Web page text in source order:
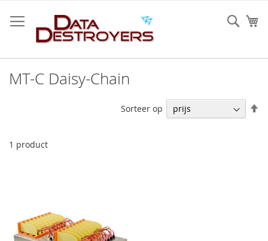
naar
de
inhoud
MT-C Daisy-Chain
1 product
Sorteer op